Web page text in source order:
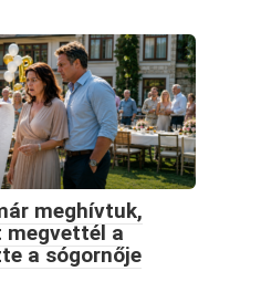
meghívtuk,
megvettél a
a sógornője